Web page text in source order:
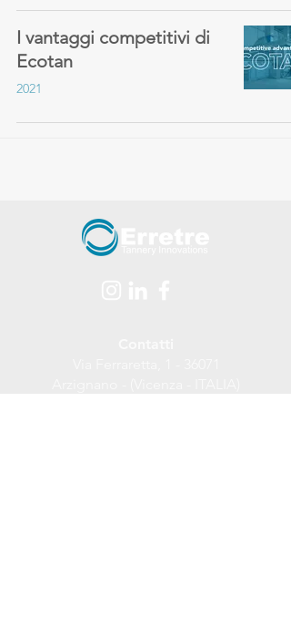
I vantaggi competitivi di
Ecotan
2021